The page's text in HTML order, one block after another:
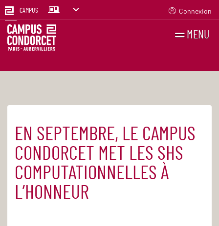
CAMPUS Connexion
MENU
Accueil Actualités
EN SEPTEMBRE, LE CAMPUS
CONDORCET MET LES SHS
COMPUTATIONNELLES À
L’HONNEUR